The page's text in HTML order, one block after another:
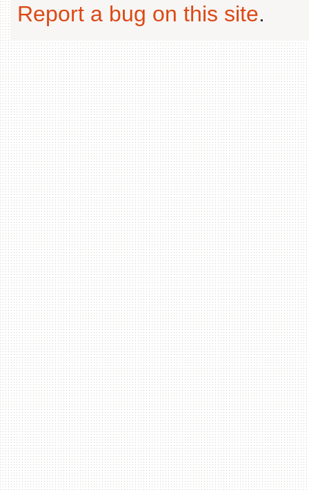
Report a bug on this site.